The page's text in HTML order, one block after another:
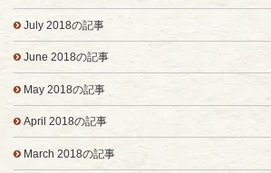
July 2018の記事
June 2018の記事
May 2018の記事
April 2018の記事
March 2018の記事